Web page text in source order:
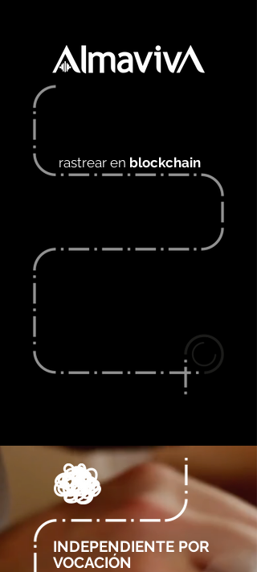
rastrear en blockchain
INDEPENDIENTE POR
VOCACIÓN